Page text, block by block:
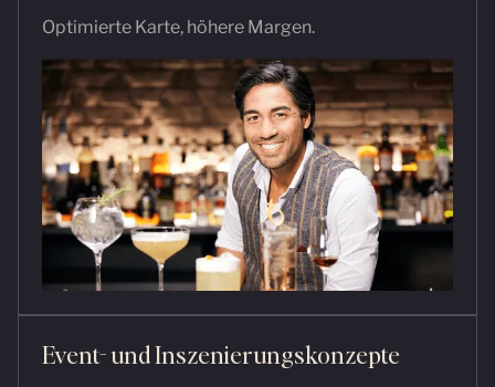
Optimierte Karte, höhere Margen.
Event- und Inszenierungskonzepte